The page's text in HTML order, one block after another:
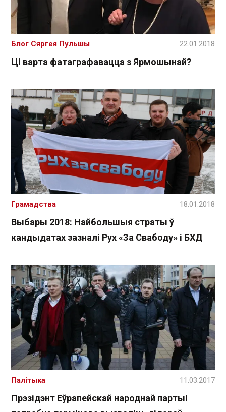
Ці варта фатаграфавацца з Ярмошынай?
Блог Сяргея Пульшы 22.01.2018
Выбары 2018: Найбольшыя страты ў
кандыдатах зазналі Рух «За Свабоду» і БХД
Грамадства 18.01.2018
Прэзідэнт Еўрапейскай народнай партыі
Палітыка 11.03.2017